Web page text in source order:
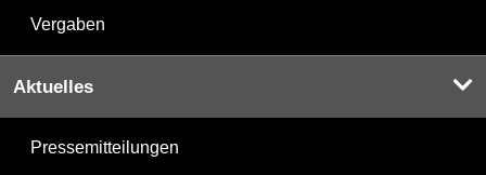
Vergaben
Aktuelles
Pressemitteilungen